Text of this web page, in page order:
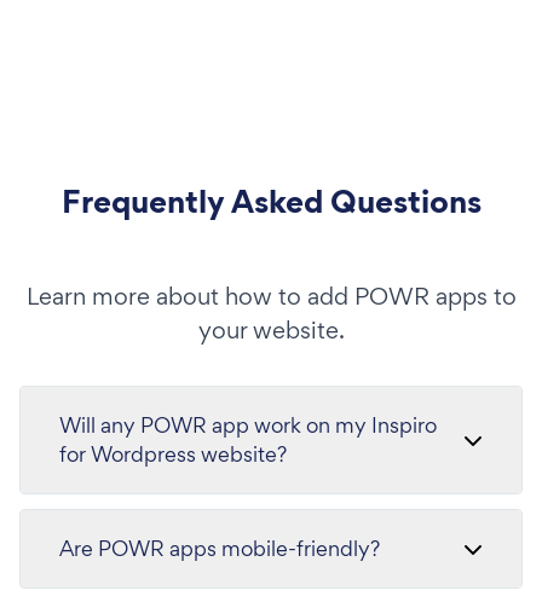
Frequently Asked Questions
Learn more about how to add POWR apps to
your website.
Will any POWR app work on my Inspiro
for Wordpress website?
Are POWR apps mobile-friendly?